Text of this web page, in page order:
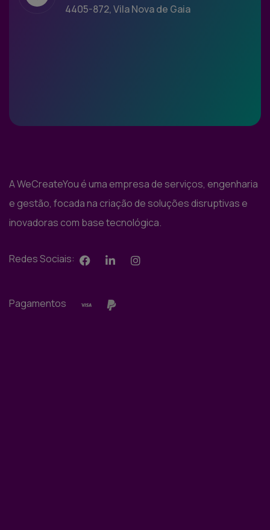
4405-872, Vila Nova de Gaia
A WeCreateYou é uma empresa de serviços, engenharia
e gestão, focada na criação de soluções disruptivas e
inovadoras com base tecnológica.
Redes Sociais:
Pagamentos